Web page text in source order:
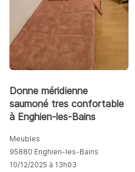
Donne méridienne
saumoné tres confortable
à Enghien-les-Bains
Meubles
95880 Enghien-les-Bains
10/12/2025 à 13h03